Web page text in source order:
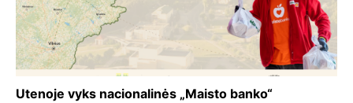
Utenoje vyks nacionalinės „Maisto banko“